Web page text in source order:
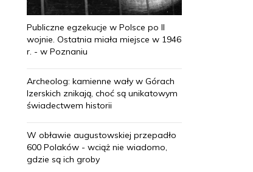
Publiczne egzekucje w Polsce po II
wojnie. Ostatnia miała miejsce w 1946
r. - w Poznaniu
Archeolog: kamienne wały w Górach
Izerskich znikają, choć są unikatowym
świadectwem historii
W obławie augustowskiej przepadło
600 Polaków - wciąż nie wiadomo,
gdzie są ich groby